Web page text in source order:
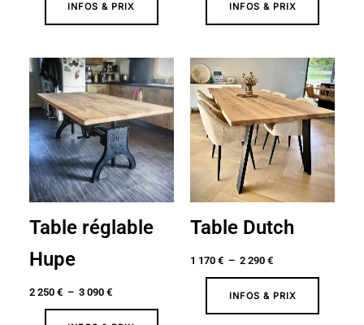
INFOS & PRIX INFOS & PRIX
Table réglable
Hupe
2 250 € – 3 090 €
Plage
de
prix :
2
250 €
à
3
090 €
Table Dutch
1 170 € – 2 290 €
prix :
1
170 €
à
2
290 €
INFOS & PRIX